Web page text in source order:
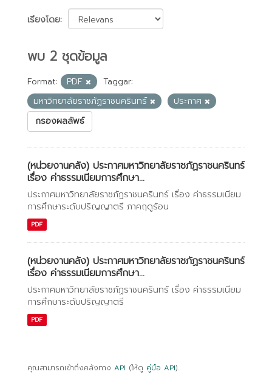
เรียงโดย
พบ 2 ชุดข้อมูล
Format: PDF
Taggar:
มหาวิทยาลัยราชภัฏราชนครินทร์
ประกาศ
กรองผลลัพธ์
(หน่วยงานคลัง) ประกาศมหาวิทยาลัยราชภัฏราชนครินทร์
เรื่อง ค่าธรรมเนียมการศึกษา...
ประกาศมหาวิทยาลัยราชภัฏราชนครินทร์ เรื่อง ค่าธรรมเนียม
การศึกษาระดับปริญญาตรี ภาคฤดูร้อน
PDF
(หน่วยงานคลัง) ประกาศมหาวิทยาลัยราชภัฏราชนครินทร์
เรื่อง ค่าธรรมเนียมการศึกษา...
ประกาศมหาวิทยาลัยราชภัฏราชนครินทร์ เรื่อง ค่าธรรมเนียม
การศึกษาระดับปริญญาตรี
PDF
คุณสามารถเข้าถึงคลังทาง API (ให้ดู คู่มือ API).